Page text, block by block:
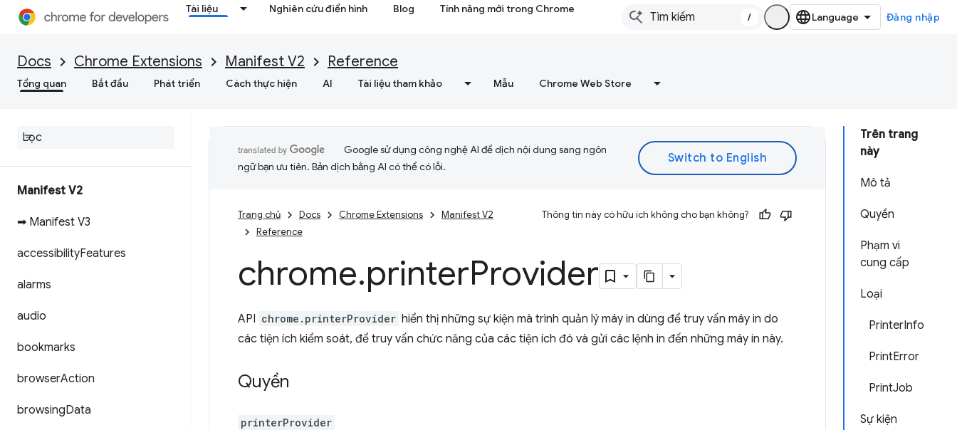
Tài liệu Nghiên cứu điển hình Blog Tính năng mới trong Chrome
/ Đăng nhập
Docs Chrome Extensions Manifest V2 Reference
Tổng quan Bắt đầu Phát triển Cách thực hiện AI Tài liệu tham khảo Mẫu Chrome Web Store
Manifest V2
➡ Manifest V3
accessibilityFeatures
alarms
audio
bookmarks
browserAction
browsingData
Trên trang
này
Mô tả
Quyền
Phạm vi
cung cấp
Loại
PrinterInfo
PrintError
PrintJob
Sự kiện
Google sử dụng công nghệ AI để dịch nội dung sang ngôn
ngữ bạn ưu tiên. Bản dịch bằng AI có thể có lỗi.
Trang chủ Docs Chrome Extensions
Manifest V2
Reference
Thông tin này có hữu ích không cho bạn không?
chrome.printerProvider
API chrome.printerProvider hiển thị những sự kiện mà trình quản lý máy in dùng để truy vấn máy in do
các tiện ích kiểm soát, để truy vấn chức năng của các tiện ích đó và gửi các lệnh in đến những máy in này.
Quyền
printerProvider